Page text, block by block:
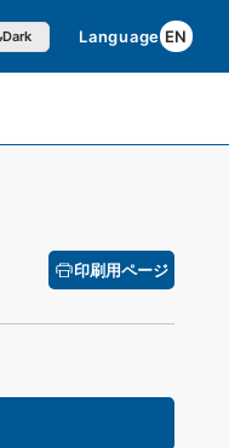
Dark Language EN
印刷用ページ